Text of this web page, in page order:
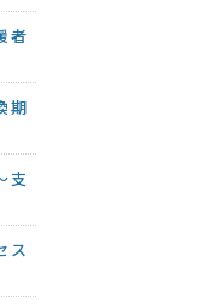
者
期
支
ス